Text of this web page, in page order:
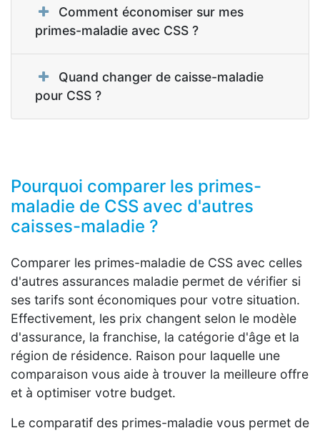
Comment économiser sur mes
primes-maladie avec CSS ?
Quand changer de caisse-maladie
pour CSS ?
Pourquoi comparer les primes-
maladie de CSS avec d'autres
caisses-maladie ?
Comparer les primes-maladie de CSS avec celles
d'autres assurances maladie permet de vérifier si
ses tarifs sont économiques pour votre situation.
Effectivement, les prix changent selon le modèle
d'assurance, la franchise, la catégorie d'âge et la
région de résidence. Raison pour laquelle une
comparaison vous aide à trouver la meilleure offre
et à optimiser votre budget.
Le comparatif des primes-maladie vous permet de